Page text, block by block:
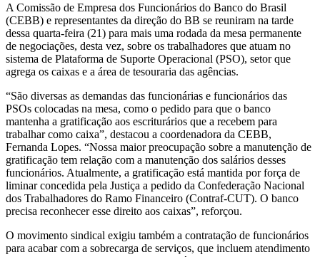
A Comissão de Empresa dos Funcionários do Banco do Brasil
(CEBB) e representantes da direção do BB se reuniram na tarde
dessa quarta-feira (21) para mais uma rodada da mesa permanente
de negociações, desta vez, sobre os trabalhadores que atuam no
sistema de Plataforma de Suporte Operacional (PSO), setor que
agrega os caixas e a área de tesouraria das agências.
“São diversas as demandas das funcionárias e funcionários das
PSOs colocadas na mesa, como o pedido para que o banco
mantenha a gratificação aos escriturários que a recebem para
trabalhar como caixa”, destacou a coordenadora da CEBB,
Fernanda Lopes. “Nossa maior preocupação sobre a manutenção de
gratificação tem relação com a manutenção dos salários desses
funcionários. Atualmente, a gratificação está mantida por força de
liminar concedida pela Justiça a pedido da Confederação Nacional
dos Trabalhadores do Ramo Financeiro (Contraf-CUT). O banco
precisa reconhecer esse direito aos caixas”, reforçou.
O movimento sindical exigiu também a contratação de funcionários
para acabar com a sobrecarga de serviços, que incluem atendimento